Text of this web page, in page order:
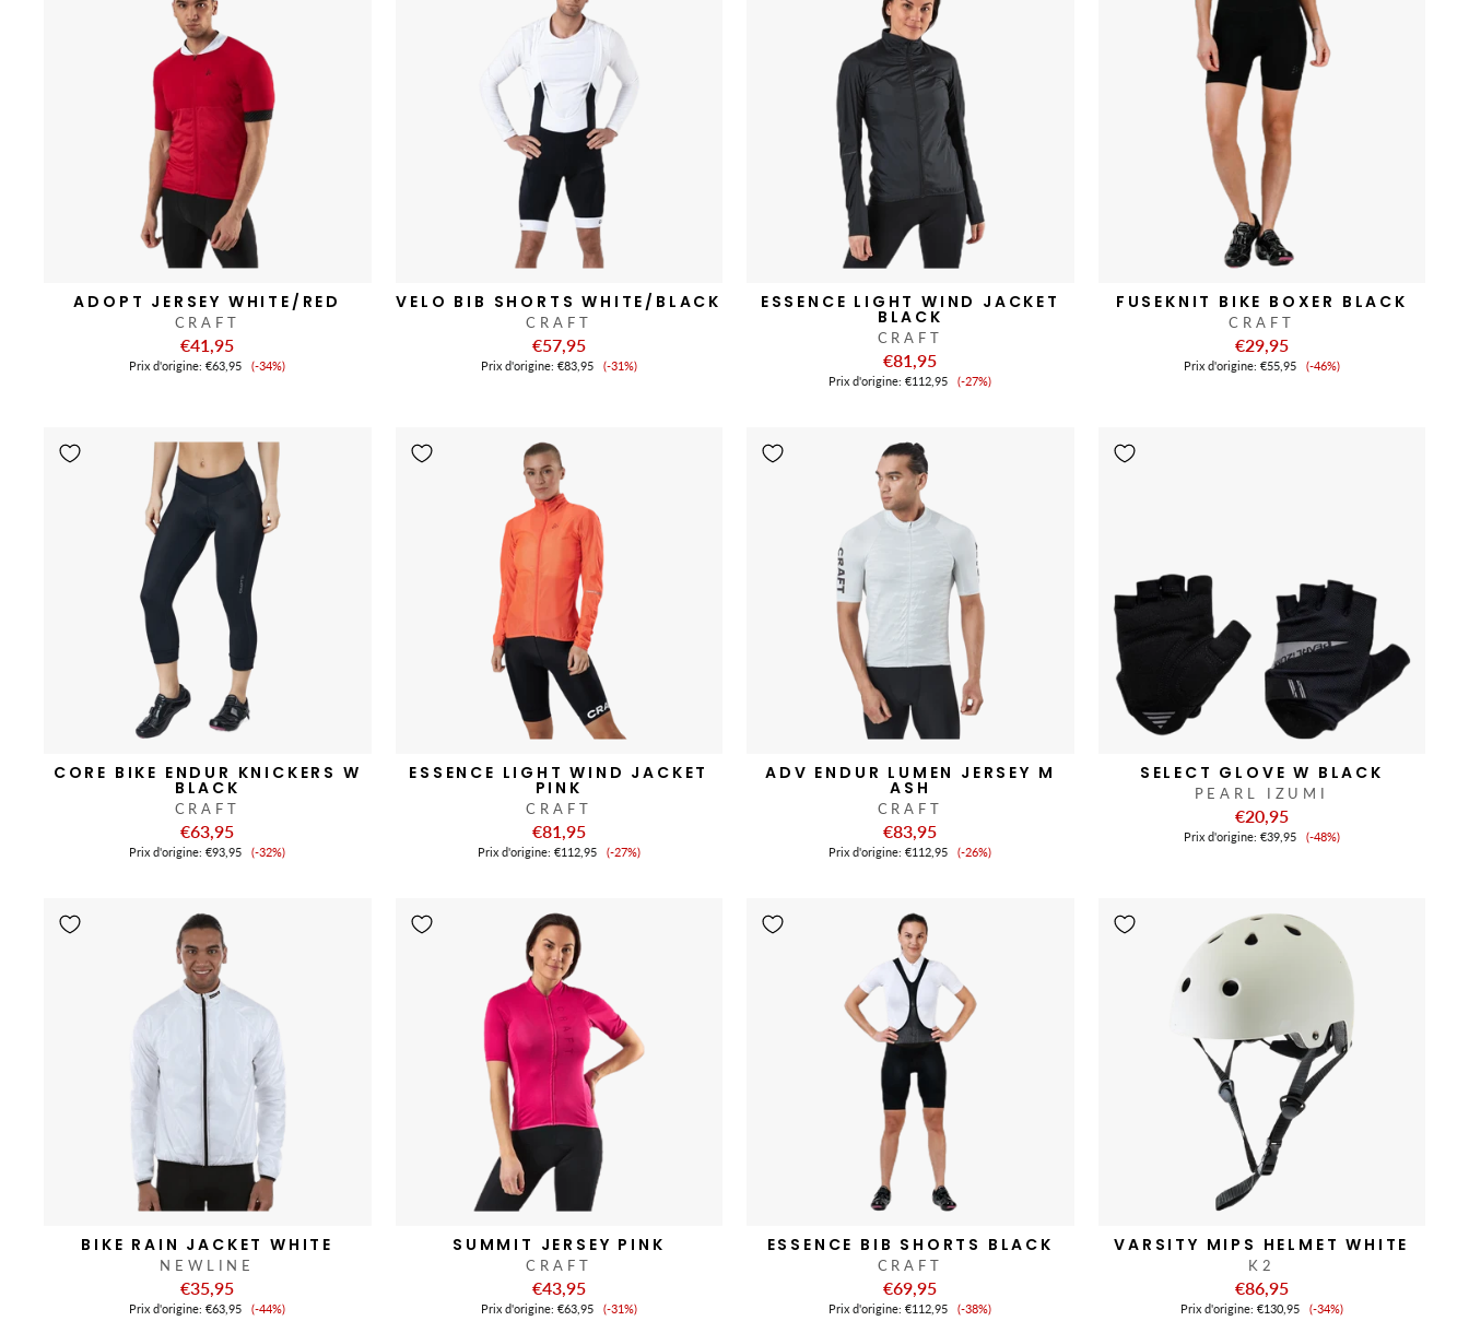
ADOPT JERSEY WHITE/RED
CRAFT
€41,95
Prix ​​d'origine:€63,95
Prix
(-34%)
VELO BIB SHORTS WHITE/BLACK
CRAFT
€57,95
Prix ​​d'origine: €83,95
Prix
(-31%)
ESSENCE LIGHT WIND JACKET
BLACK
CRAFT
€81,95
Prix ​​d'origine:€112,95
Prix
(-27%)
FUSEKNIT BIKE BOXER BLACK
CRAFT
€29,95
Prix ​​d'origine: €55,95
Prix
(-46%)
CORE BIKE ENDUR KNICKERS W
BLACK
CRAFT
€63,95
Prix ​​d'origine:€93,95
Prix
(-32%)
ESSENCE LIGHT WIND JACKET
PINK
CRAFT
€81,95
Prix ​​d'origine: €112,95
Prix
(-27%)
ADV ENDUR LUMEN JERSEY M
ASH
CRAFT
€83,95
Prix ​​d'origine:€112,95
Prix
(-26%)
SELECT GLOVE W BLACK
PEARL IZUMI
€20,95
Prix ​​d'origine: €39,95
Prix
(-48%)
BIKE RAIN JACKET WHITE
NEWLINE
€35,95
Prix ​​d'origine:€63,95
Prix
(-44%)
SUMMIT JERSEY PINK
CRAFT
€43,95
Prix ​​d'origine: €63,95
Prix
(-31%)
ESSENCE BIB SHORTS BLACK
CRAFT
€69,95
Prix ​​d'origine:€112,95
Prix
(-38%)
VARSITY MIPS HELMET WHITE
K2
€86,95
Prix ​​d'origine: €130,95
Prix
(-34%)